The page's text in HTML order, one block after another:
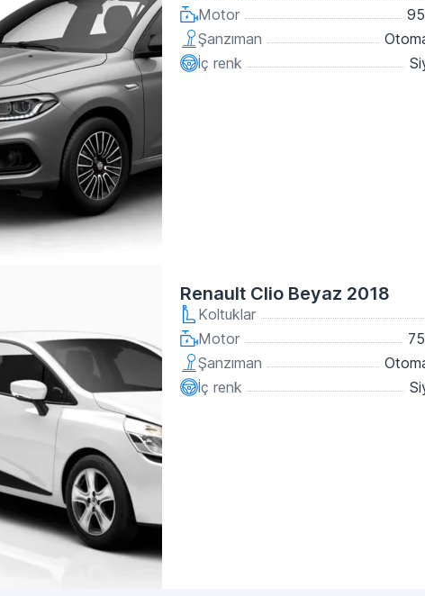
Motor
Şanzıman
İç renk
Renault Clio Beyaz 2018
Koltuklar
Motor
Şanzıman
İç renk